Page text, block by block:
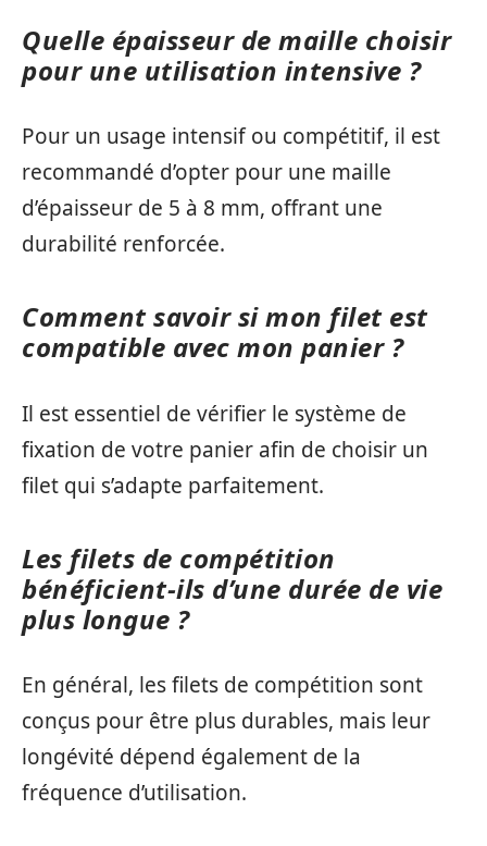
Quelle épaisseur de maille choisir
pour une utilisation intensive ?
Pour un usage intensif ou compétitif, il est
recommandé d’opter pour une maille
d’épaisseur de 5 à 8 mm, offrant une
durabilité renforcée.
Comment savoir si mon filet est
compatible avec mon panier ?
Il est essentiel de vérifier le système de
fixation de votre panier afin de choisir un
filet qui s’adapte parfaitement.
Les filets de compétition
bénéficient-ils d’une durée de vie
plus longue ?
En général, les filets de compétition sont
conçus pour être plus durables, mais leur
longévité dépend également de la
fréquence d’utilisation.